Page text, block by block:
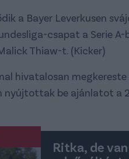
a Bayer Leverkusen
csapat a Serie
Thiaw-t. (Kicker)
hivatalosan
nyújtottak be ajánlatot a
Ritka, de